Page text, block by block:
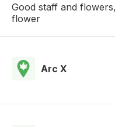
Good staff and
flower
Arc X